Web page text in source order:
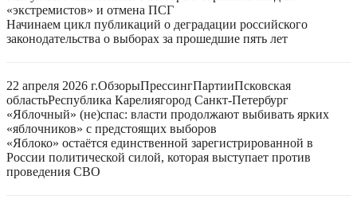
«экстремистов» и отмена ПСГ
Начинаем цикл публикаций о деградации российского
законодательства о выборах за прошедшие пять лет
22 апреля 2026 г.ОбзорыПрессингПартииПсковская
областьРеспублика Карелиягород Санкт-Петербург
«Яблочный» (не)спас: власти продолжают выбивать ярких
«яблочников» с предстоящих выборов
«Яблоко» остаётся единственной зарегистрированной в
России политической силой, которая выступает против
проведения СВО